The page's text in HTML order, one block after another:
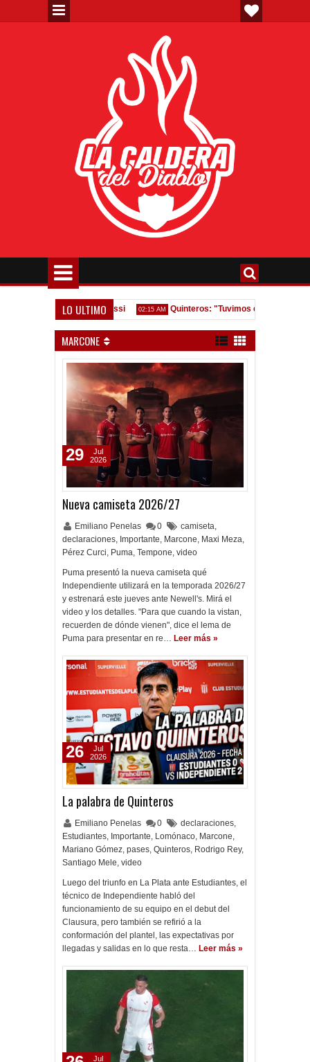
LO ULTIMO
Homenaje a Jorge Messi 02:15 AM Quinteros: "Tuvimos dos errores, nos
MARCONE
Nueva camiseta 2026/27
Emiliano Penelas 0 camiseta,
declaraciones, Importante, Marcone, Maxi Meza,
Pérez Curci, Puma, Tempone, video
Puma presentó la nueva camiseta qué
Independiente utilizará en la temporada 2026/27
y estrenará este jueves ante Newell's. Mirá el
video y los detalles. "Para que cuando la vistan,
recuerden de dónde vienen", dice el lema de
Puma para presentar en re… Leer más »
29
Jul
2026
La palabra de Quinteros
Emiliano Penelas 0 declaraciones,
Estudiantes, Importante, Lomónaco, Marcone,
Mariano Gómez, pases, Quinteros, Rodrigo Rey,
Santiago Mele, video
Luego del triunfo en La Plata ante Estudiantes, el
técnico de Independiente habló del
funcionamiento de su equipo en el debut del
Clausura, pero también se refirió a la
conformación del plantel, las expectativas por
llegadas y salidas en lo que resta… Leer más »
26
Jul
2026
Jul